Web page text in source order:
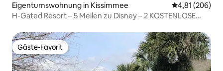
Eigentumswohnung in Kissimmee
4,81 (206)
H-Gated Resort – 5 Meilen zu Disney – 2 KOSTENLOSE
Gäste-Favorit
Gäste-Favorit